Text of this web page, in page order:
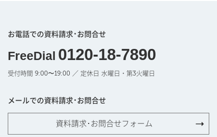
お電話での資料請求･お問合せ
FreeDial 0120-18-7890
受付時間 9:00〜19:00 ／ 定休日 水曜日・第3火曜日
メールでの資料請求･お問合せ
資料請求･お問合せフォーム